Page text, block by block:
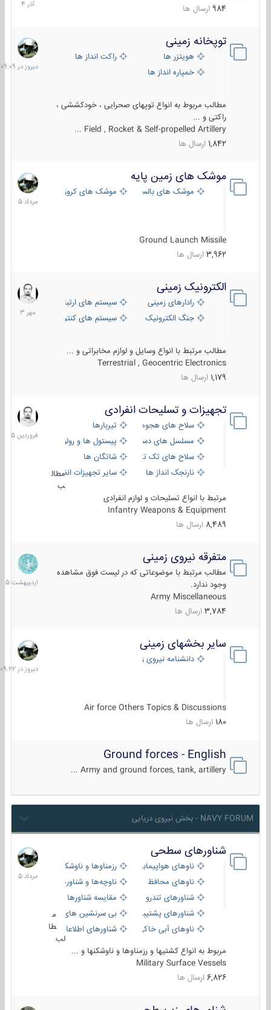
984 ارسال ها
1404
توپخانه زمینی
هویتزر ها
راکت انداز ها
خمپاره انداز ها
مطالب مربوط به انواع توپهای صحرایی ، خودکششی ،
راکتی و ...
Field , Rocket & Self-propelled Artillery ...
1,842 ارسال ها
دیروز
در
09:09
موشک های زمین پایه
موشک های بالستیک موشک های کروز
Ground Launch Missile
3,962 ارسال ها
2
مرداد
1405
الکترونیک زمینی
رادارهای زمینی
سیستم های ارتباطی و جمع آوری
جنگ الکترونیک
سیستم های کنترل آتش و تجهیزات
مطالب مرتبط با انواع وسایل و لوازم مخابراتی و ...
Terrestrial , Geocentric Electronics
1,179 ارسال ها
1
مهر
1403
تجهیزات و تسلیحات انفرادی
سلاح های هجومی
تیربارها
مسلسل های دستی
پیستول ها و رولورها
سلاح های تک تیر اندازیشاتگان ها
نارنجک انداز ها
سایر تجهیزات انفرادی
مطال
ب
مرتبط با انواع تسلیحات و لوازم انفرادی
Infantry Weapons & Equipment
8,489 ارسال ها
17
فروردین
1405
متفرقه نیروی زمینی
مطالب مرتبط با موضوعاتی که در لیست فوق مشاهده
وجود ندارد.
Army Miscellaneous
3,784 ارسال ها
27
1405
سایر بخشهای زمینی
دانشنامه نیروی زمینی
Air force Others Topics & Discussions
180 ارسال ها
دیروز
در
09:22
Ground forces - English
Army and ground forces, tank, artillery ...
NAVY FORUM - بخش نیروی دریایی
شناورهای سطحی
ناوهای هواپیمابر و بالگرد بررزمناوها و ناوشکن‌ها
ناوهای محافظ
ناوچه‌ها و شناورهای گشتی
شناورهای تندرو
مقایسه شناورها
شناورهای پشتیبانی
بی سرنشین های دریایی
ناوهای آبی خاکی و نیروبرشناورهای اطلاعاتی و جاسوسی
طا
لب
مربوط به انواع کشتیها و رزمناوها و ناوشکنها و ...
Military Surface Vessels
6,826 ارسال ها
2
مرداد
1405